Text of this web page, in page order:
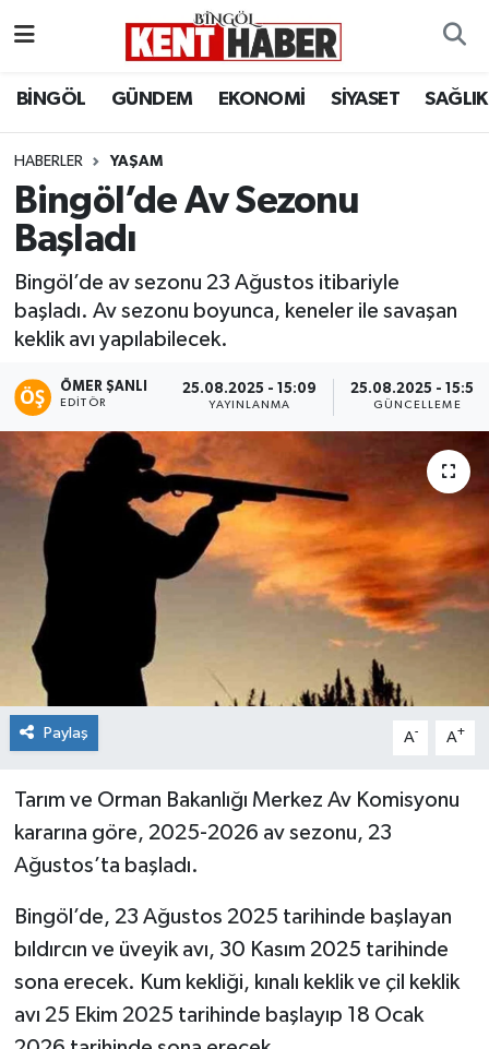
BİNGÖL GÜNDEM EKONOMİ SİYASET SAĞLIK
HABERLER YAŞAM
Bingöl’de Av Sezonu
Başladı
Bingöl’de av sezonu 23 Ağustos itibariyle
başladı. Av sezonu boyunca, keneler ile savaşan
keklik avı yapılabilecek.
ÖMER ŞANLI
EDITÖR
25.08.2025 - 15:09
YAYINLANMA
25.08.2025 - 15:58
GÜNCELLEME
Paylaş A- A+
Tarım ve Orman Bakanlığı Merkez Av Komisyonu
kararına göre, 2025-2026 av sezonu, 23
Ağustos’ta başladı.
Bingöl’de, 23 Ağustos 2025 tarihinde başlayan
bıldırcın ve üveyik avı, 30 Kasım 2025 tarihinde
sona erecek. Kum kekliği, kınalı keklik ve çil keklik
avı 25 Ekim 2025 tarihinde başlayıp 18 Ocak
BİLİM-TEKNOLOJİ
DÜNYA
EĞİTİM
EKONOMİ
KARLIOVA
RESMİ İLANLAR
SİYASET
SOLHAN
SPOR
YAYLADERE
YEDİSU
Bingöl Hava Durumu
Bingöl Namaz Vakitleri
Bingöl Trafik Yoğunluk Haritası
Süper Lig Puan Durumu ve Fikstür
Haber Arşivi